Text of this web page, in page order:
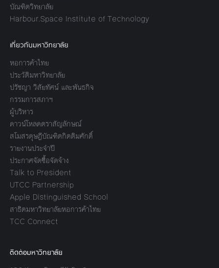
บัณฑิตวิทยาลัย
Harbour.Space Institute of Technology
เกี่ยวกับมหาวิทยาลัย
หอการค้าไทย
ประวัติมหาวิทยาลัย
ปรัชญา วิสัยทัศน์ และพันธกิจ
กรรมการสภาฯ
ผู้บริหาร
ดาวน์โหลดตราสัญลักษณ์
สโมสรดุษฎีบัณฑิตกิตติมศักดิ์
รายงานประจำปี
ประกาศจัดซื้อจัดจ้าง
Talk to President
UTCC Partnership
Apple Distinguished School
สาธิตมหาวิทยาลัยหอการค้าไทย
TCC Connect
ติดต่อมหาวิทยาลัย